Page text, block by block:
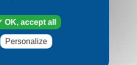
category
in the Attack on Titan
OK, accept all
Personalize